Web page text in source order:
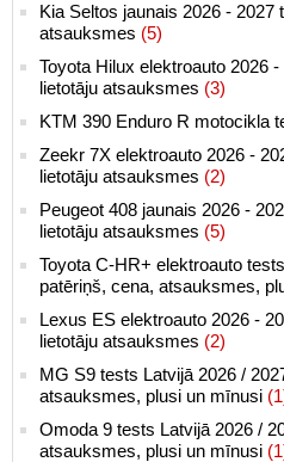
Kia Seltos jaunais 2026 - 2027
atsauksmes (5)
Toyota Hilux elektroauto 2026
lietotāju atsauksmes (3)
KTM 390 Enduro R motocikla
Zeekr 7X elektroauto 2026 -
lietotāju atsauksmes (2)
Peugeot 408 jaunais 2026 -
lietotāju atsauksmes (5)
Toyota C-HR+ elektroauto
patēriņš, cena, atsauksmes,
Lexus ES elektroauto 2026 -
lietotāju atsauksmes (2)
MG S9 tests Latvijā 2026 /
atsauksmes, plusi un mīnusi
Omoda 9 tests Latvijā 2026 /
atsauksmes, plusi un mīnusi